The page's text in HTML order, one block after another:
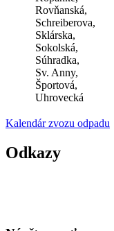
Rovňanská,
Schreiberova,
Sklárska,
Sokolská,
Súhradka,
Sv. Anny,
Športová,
Uhrovecká
Kalendár zvozu odpadu
Odkazy